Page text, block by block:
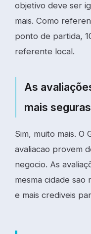
objetivo deve ser
mais. Como
ponto de partida,
referente local.
As
mais
Sim, muito mais. O
avaliacao provem
negocio. As
mesma cidade sao
e mais crediveis